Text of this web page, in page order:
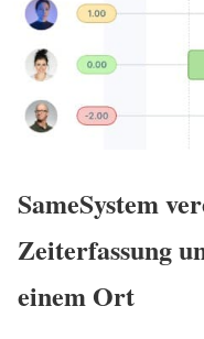
SameSystem
Zeiterfassung
einem Ort